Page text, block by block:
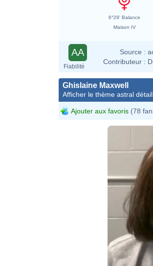
6°29' Balance
Maison IV
AA
Fiabilité
Source :
Contributeur :
Ghislaine Maxwell
Afficher le thème astral
Ajouter aux favoris (78